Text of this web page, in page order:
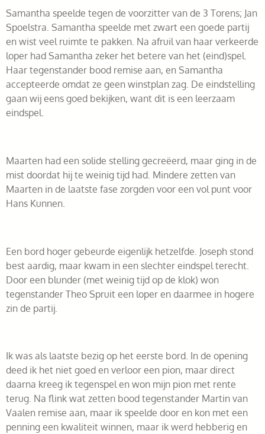
Samantha speelde tegen de voorzitter van de 3 Torens; Jan
Spoelstra. Samantha speelde met zwart een goede partij
en wist veel ruimte te pakken. Na afruil van haar verkeerde
loper had Samantha zeker het betere van het (eind)spel.
Haar tegenstander bood remise aan, en Samantha
accepteerde omdat ze geen winstplan zag. De eindstelling
gaan wij eens goed bekijken, want dit is een leerzaam
eindspel.
Maarten had een solide stelling gecreëerd, maar ging in de
mist doordat hij te weinig tijd had. Mindere zetten van
Maarten in de laatste fase zorgden voor een vol punt voor
Hans Kunnen.
Een bord hoger gebeurde eigenlijk hetzelfde. Joseph stond
best aardig, maar kwam in een slechter eindspel terecht.
Door een blunder (met weinig tijd op de klok) won
tegenstander Theo Spruit een loper en daarmee in hogere
zin de partij.
Ik was als laatste bezig op het eerste bord. In de opening
deed ik het niet goed en verloor een pion, maar direct
daarna kreeg ik tegenspel en won mijn pion met rente
terug. Na flink wat zetten bood tegenstander Martin van
Vaalen remise aan, maar ik speelde door en kon met een
penning een kwaliteit winnen, maar ik werd hebberig en